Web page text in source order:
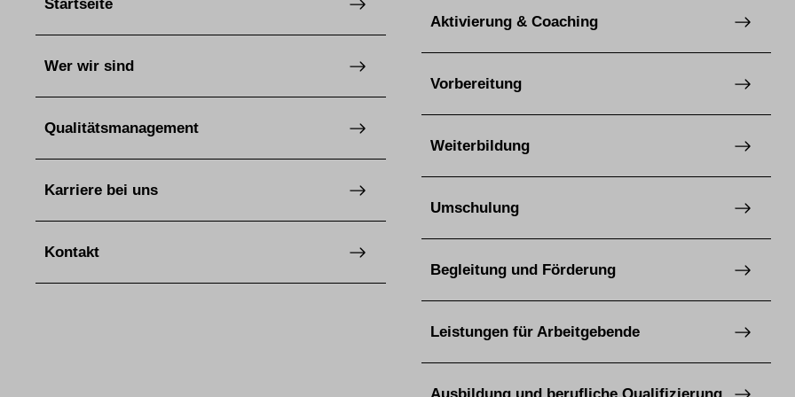
Startseite
Wer wir sind
Qualitätsmanagement
Karriere bei uns
Kontakt
Aktivierung & Coaching
Vorbereitung
Weiterbildung
Umschulung
Begleitung und Förderung
Leistungen für Arbeitgebende